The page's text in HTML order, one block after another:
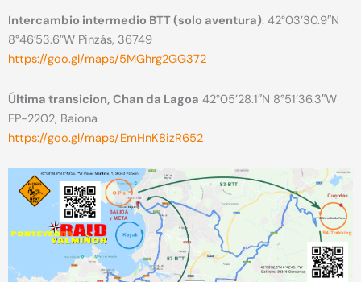
Intercambio intermedio BTT (solo aventura): 42°03’30.9″N
8°46’53.6″W Pinzás, 36749
https://goo.gl/maps/5MGhrg2GG372
Última transicion, Chan da Lagoa 42°05’28.1″N 8°51’36.3″W
EP-2202, Baiona
https://goo.gl/maps/EmHnK8izR652